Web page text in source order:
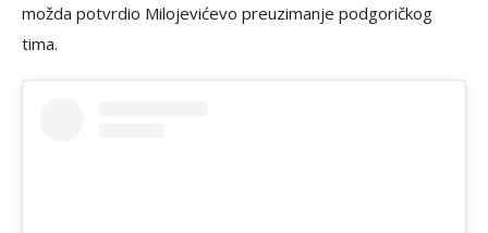
možda potvrdio Milojevićevo preuzimanje podgoričkog
tima.